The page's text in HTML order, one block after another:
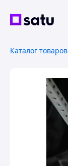
Каталог товаров